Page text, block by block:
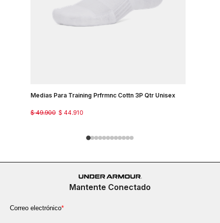
Medias Para Training Prfrmnc Cottn 3P Qtr Unisex
$ 44.910
$ 49.900
Mantente Conectado